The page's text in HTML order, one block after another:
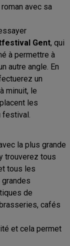
avec sa
Gent, qui
à permettre à
autre angle. En
un
minuit, le
les
festival.
la plus grande
trouverez tous
tous les
de
cafés
et cela permet